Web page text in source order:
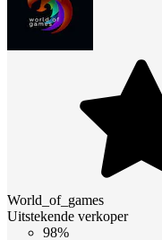
World_of_games
Uitstekende verkoper
98%